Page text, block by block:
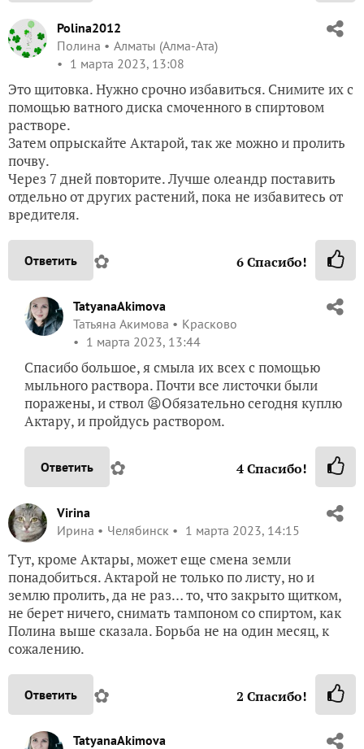
Polina2012
Полина
Алматы (Алма-Ата)
1 марта 2023, 13:08
Это щитовка. Нужно срочно избавиться. Снимите их с
помощью ватного диска смоченного в спиртовом
растворе.
Затем опрыскайте Актарой, так же можно и пролить
почву.
Через 7 дней повторите. Лучше олеандр поставить
отдельно от других растений, пока не избавитесь от
вредителя.
Ответить ✿ 6Спасибо!
TatyanaAkimova
Татьяна Акимова
Красково
1 марта 2023, 13:44
Спасибо большое, я смыла их всех с помощью
мыльного раствора. Почти все листочки были
поражены, и ствол 😫Обязательно сегодня куплю
Актару, и пройдусь раствором.
Ответить ✿ 4Спасибо!
Virina
Ирина
Челябинск 1 марта 2023, 14:15
Тут, кроме Актары, может еще смена земли
понадобиться. Актарой не только по листу, но и
землю пролить, да не раз… то, что закрыто щитком,
не берет ничего, снимать тампоном со спиртом, как
Полина выше сказала. Борьба не на один месяц, к
сожалению.
Ответить ✿ 2 Спасибо!
TatyanaAkimova